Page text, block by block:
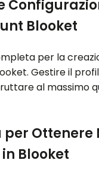
Blooket
per la
Gestire il
al massimo
Ottenere
Blooket